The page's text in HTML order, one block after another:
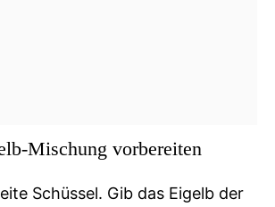
Mischung vorbereiten
Schüssel. Gib das Eigelb der